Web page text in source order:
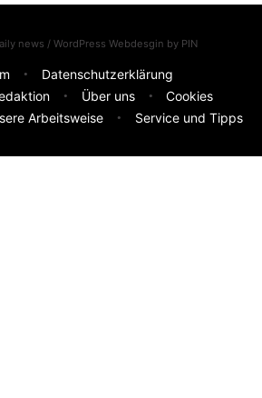
news / WordPress Webdesgin by PIN
Datenschutzerklärung
Über uns
Cookies
Arbeitsweise Service und Tipps